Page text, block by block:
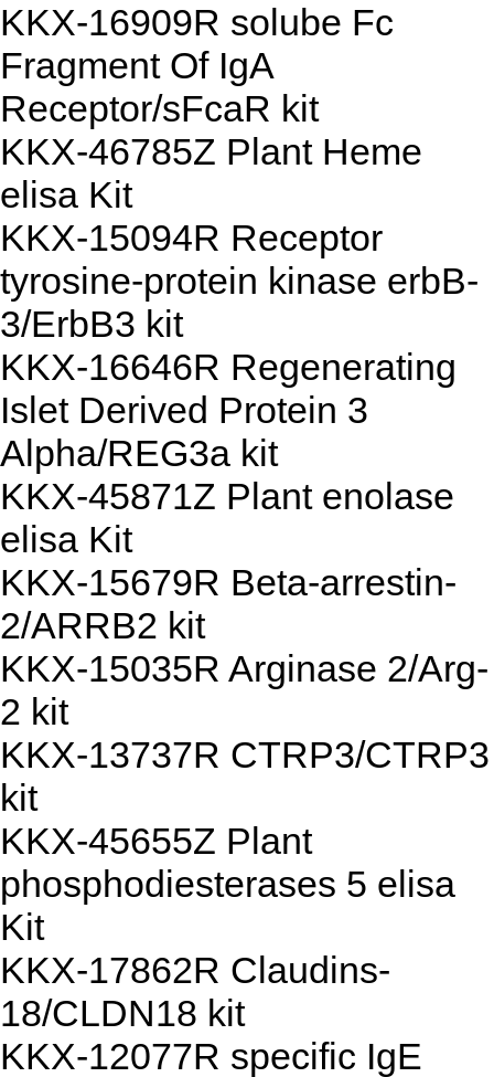
KKX-16909R solube Fc
Fragment Of IgA
Receptor/sFcaR kit
KKX-46785Z Plant Heme
elisa Kit
KKX-15094R Receptor
tyrosine-protein kinase erbB-
3/ErbB3 kit
KKX-16646R Regenerating
Islet Derived Protein 3
Alpha/REG3a kit
KKX-45871Z Plant enolase
elisa Kit
KKX-15679R Beta-arrestin-
2/ARRB2 kit
KKX-15035R Arginase 2/Arg-
2 kit
KKX-13737R CTRP3/CTRP3
kit
KKX-45655Z Plant
phosphodiesterases 5 elisa
Kit
KKX-17862R Claudins-
18/CLDN18 kit
KKX-12077R specific IgE